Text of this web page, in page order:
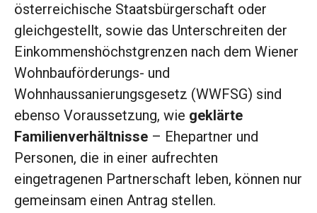
österreichische Staatsbürgerschaft oder
gleichgestellt, sowie das Unterschreiten der
Einkommenshöchstgrenzen nach dem Wiener
Wohnbauförderungs- und
Wohnhaussanierungsgesetz (WWFSG) sind
ebenso Voraussetzung, wie geklärte
Familienverhältnisse – Ehepartner und
Personen, die in einer aufrechten
eingetragenen Partnerschaft leben, können nur
gemeinsam einen Antrag stellen.